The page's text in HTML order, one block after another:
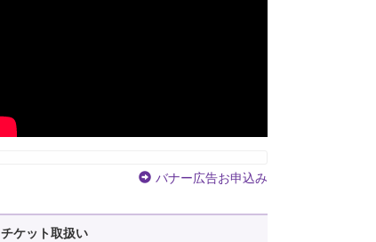
バナー広告お申込み
チケット取扱い